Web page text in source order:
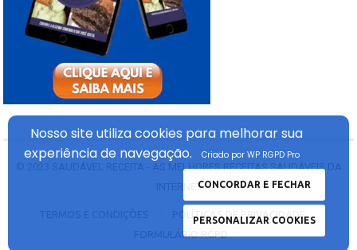
SAUDÁVEL RECEITA - AS MELHORES RECEITAS SAUDÁVEIS DA
INTERNET
FORMULÁRIO RGPD
Nosso site utiliza cookies para melhorar sua
experiênciade navegação.
CONCORDAR E FECHAR
PERSONALIZAR COOKIES
Criado por WP RGPD Pro